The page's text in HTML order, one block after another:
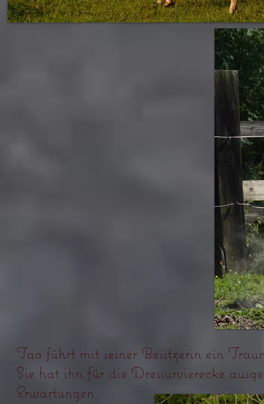
Tao führt mit seiner Besitzerin ein
Sie hat ihn für die Dressurvierecke
Erwartungen.